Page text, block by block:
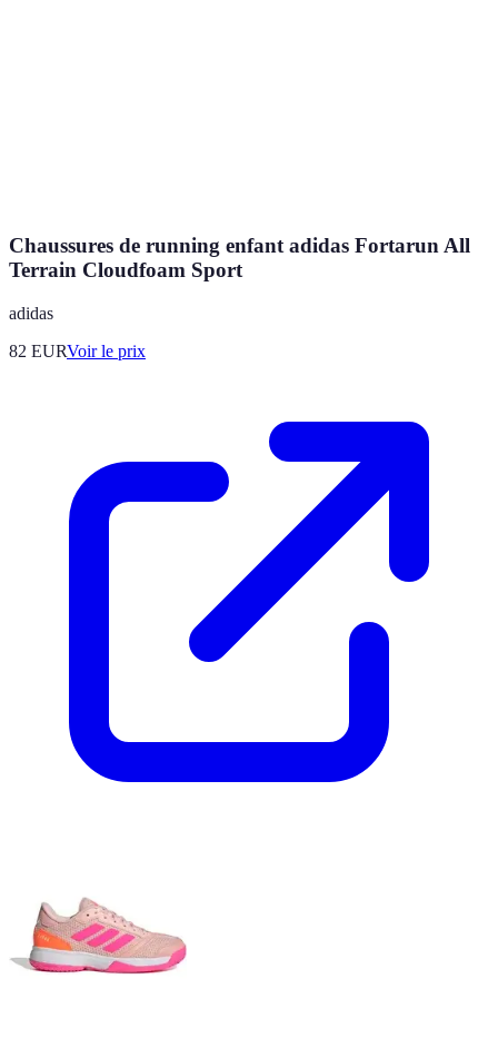
Chaussures de running enfant adidas Fortarun All
Terrain Cloudfoam Sport
adidas
82 EURVoir le prix